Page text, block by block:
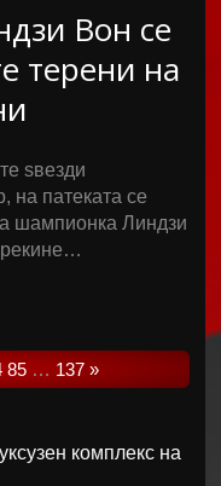
Вон се
терени на
ѕвезди
патеката се
шампионка Линдзи
85 … 137 »
комплекс на